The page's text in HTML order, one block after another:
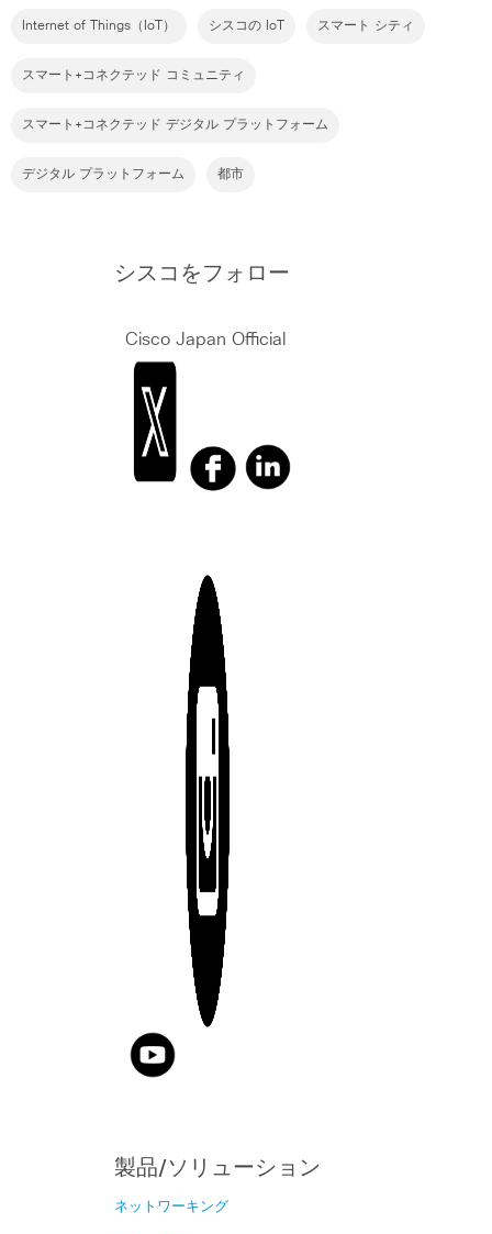
Internet of Things（IoT） シスコの IoT スマート シティ
スマート+コネクテッド コミュニティ
スマート+コネクテッド デジタル プラットフォーム
デジタル プラットフォーム 都市
シスコをフォロー
Cisco Japan Official
製品/ソリューション
ネットワーキング